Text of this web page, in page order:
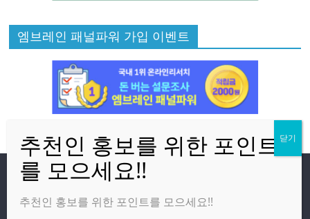
엠브레인 패널파워 가입 이벤트
방문자
추천인 홍보를 위한 포인트를 모으세요!!